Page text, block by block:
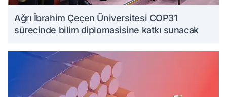
Ağrı İbrahim Çeçen Üniversitesi COP31
sürecinde bilim diplomasisine katkı sunacak